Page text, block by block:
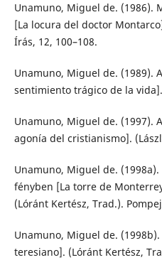
Unamuno, Miguel de. (1986).
[La locura del doctor
Írás, 12, 100–108.
Unamuno, Miguel de. (1989).
sentimiento trágico de la
Unamuno, Miguel de. (1997).
agonía del cristianismo].
Unamuno, Miguel de.
fényben [La torre de
(Lóránt Kertész, Trad.).
Unamuno, Miguel de.
teresiano]. (Lóránt Kertész,